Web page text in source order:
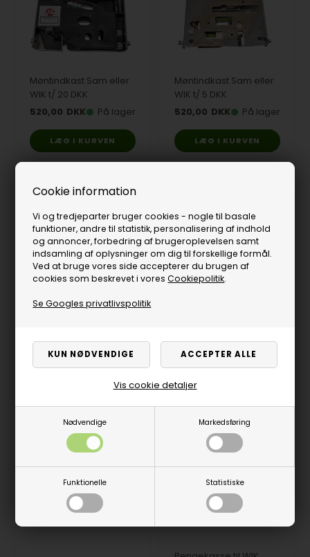
Cookie information
Vi og tredjeparter bruger cookies - nogle til basale
funktioner, andre til statistik, personalisering af indhold
og annoncer, forbedring af brugeroplevelsen samt
indsamling af oplysninger om dig til forskellige formål.
Ved at bruge vores side accepterer du brugen af
cookies som beskrevet i voresCookiepolitik.
Se Googles privatlivspolitik
Nødvendige Markedsføring
Funktionelle Statistiske
Vis cookie detaljer
Møntindkast Sam eller
WIK t/ 20 DKK
520,00 DKK På lager
Møntindkast Sam eller
WIK t/ 5 DKK
520,00 DKK På lager
520,00 DKK På lager
939,00 DKK På lager